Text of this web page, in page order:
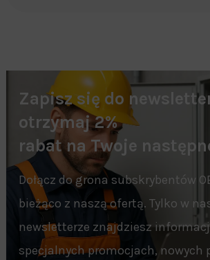
Zapisz się do
otrzymaj 2%
rabat na Twoje
Dołącz do grona subskrybentów
bieżąco z naszą ofertą. Tylko w
newsletterze znajdziesz
specjalnych promocjach, nowych